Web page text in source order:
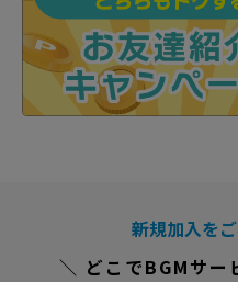
新規加入を
＼ どこでBGMサー